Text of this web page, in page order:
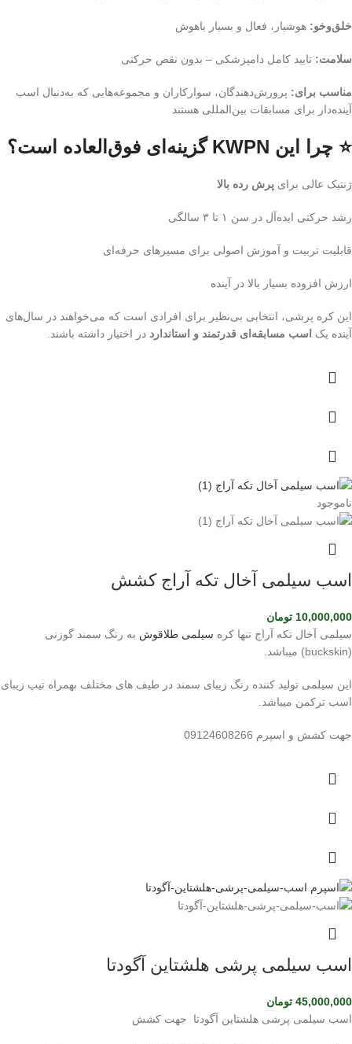
خلق‌وخو: هوشیار، فعال و بسیار باهوش
سلامت: تایید کامل دامپزشکی – بدون نقص حرکتی
مناسب برای: پرورش‌دهندگان، سوارکاران و مجموعه‌هایی که به‌دنبال اسب
آینده‌دار برای مسابقات بین‌المللی هستند
⭐ چرا این KWPN گزینه‌ای فوق‌العاده است؟
ژنتیک عالی برای پرش رده بالا
رشد حرکتی ایده‌آل در سن ۱ تا ۳ سالگی
قابلیت تربیت و آموزش اصولی برای مسیرهای حرفه‌ای
ارزش افزوده بسیار بالا در آینده
این کره پرشی، انتخابی بی‌نظیر برای افرادی است که می‌خواهند در سال‌های
آینده یک
اسب مسابقه‌ای قدرتمند و استاندارد در اختیار داشته باشند.
ناموجود
اسب سیلمی آخال تکه آراج کشش
10,000,000 تومان
سیلمی آخال تکه آراج تنها کره سیلمی طلاقوش به رنگ سمند گوزنی
(buckskin) میباشد.
این سیلمی تولید کننده رنگ زیبای سمند در طیف های مختلف بهمراه تیپ زیبای
اسب ترکمن میباشد.
جهت کشش و اسپرم 09124608266
اسب سیلمی پرشی هلشتاین آگودتا
45,000,000 تومان
اسب سیلمی پرشی هلشتاین آگودتا جهت کشش